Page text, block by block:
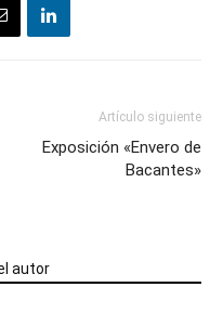
Artículo siguiente
Exposición «Envero de
Bacantes»
autor